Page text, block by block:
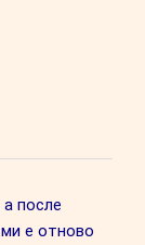
после
е отново